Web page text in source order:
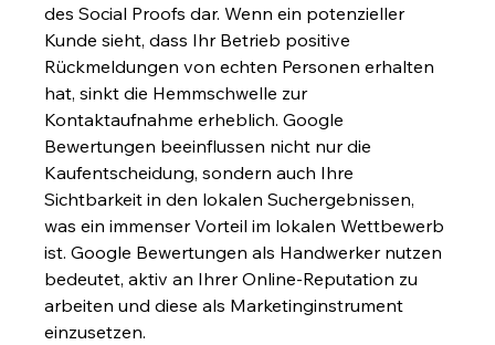
des Social Proofs dar. Wenn ein potenzieller
Kunde sieht, dass Ihr Betrieb positive
Rückmeldungen von echten Personen erhalten
hat, sinkt die Hemmschwelle zur
Kontaktaufnahme erheblich. Google
Bewertungen beeinflussen nicht nur die
Kaufentscheidung, sondern auch Ihre
Sichtbarkeit in den lokalen Suchergebnissen,
was ein immenser Vorteil im lokalen Wettbewerb
ist. Google Bewertungen als Handwerker nutzen
bedeutet, aktiv an Ihrer Online-Reputation zu
arbeiten und diese als Marketinginstrument
einzusetzen.